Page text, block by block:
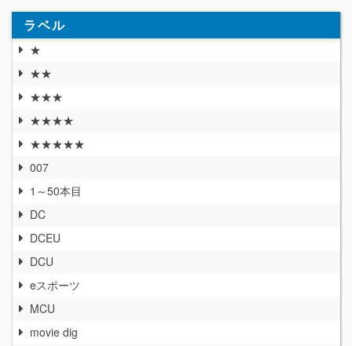
ラベル
★
★★
★★★
★★★★
★★★★★
007
1～50本目
DC
DCEU
DCU
eスポーツ
MCU
movie dig